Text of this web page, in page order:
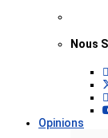
Nous
Opinions